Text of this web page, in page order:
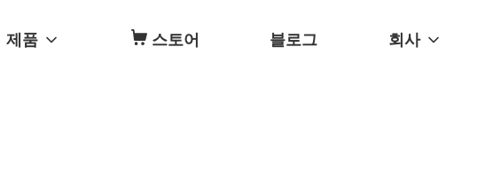
제품 스토어 블로그 회사